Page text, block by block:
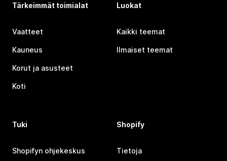
Tärkeimmät toimialat
Vaatteet
Kauneus
Korut ja asusteet
Koti
Luokat
Kaikki teemat
Ilmaiset teemat
Tuki
Shopifyn ohjekeskus
Shopify
Tietoja